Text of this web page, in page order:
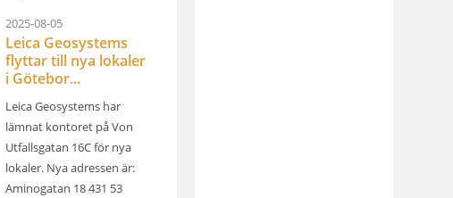
2025-08-05
Leica Geosystems
flyttar till nya lokaler
i Götebor...
Leica Geosystems har
lämnat kontoret på Von
Utfallsgatan 16C för nya
lokaler. Nya adressen är:
Aminogatan 18 431 53